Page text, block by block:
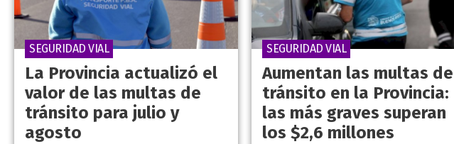
La Provincia actualizó el
valor de las multas de
tránsito para julio y
agosto
SEGURIDAD VIAL
Aumentan las multas de
tránsito en la Provincia:
las más graves superan
los $2,6 millones
SEGURIDAD VIAL